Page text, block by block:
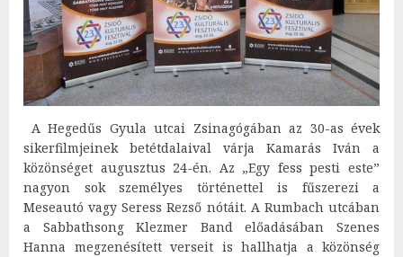
A Hegedűs Gyula utcai Zsinagógában az 30-as évek
sikerfilmjeinek betétdalaival várja Kamarás Iván a
közönséget augusztus 24-én. Az „Egy fess pesti este”
nagyon sok személyes történettel is fűszerezi a
Meseautó vagy Seress Rezső nótáit. A Rumbach utcában
a Sabbathsong Klezmer Band előadásában Szenes
Hanna megzenésített verseit is hallhatja a közönség